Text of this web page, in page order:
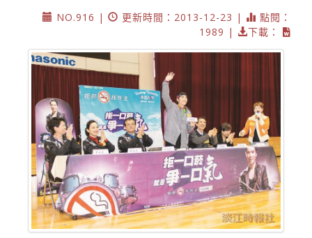
NO.916 |
更新時間：2013-12-23 |
點閱：
1989 |
下載：